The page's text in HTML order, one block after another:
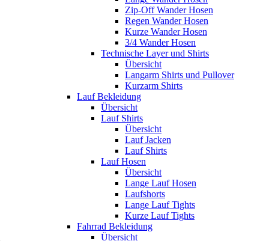
Zip-Off Wander Hosen
Regen Wander Hosen
Kurze Wander Hosen
3/4 Wander Hosen
Technische Layer und Shirts
Übersicht
Langarm Shirts und Pullover
Kurzarm Shirts
Lauf Bekleidung
Übersicht
Lauf Shirts
Übersicht
Lauf Jacken
Lauf Shirts
Lauf Hosen
Übersicht
Lange Lauf Hosen
Laufshorts
Lange Lauf Tights
Kurze Lauf Tights
Fahrrad Bekleidung
Übersicht